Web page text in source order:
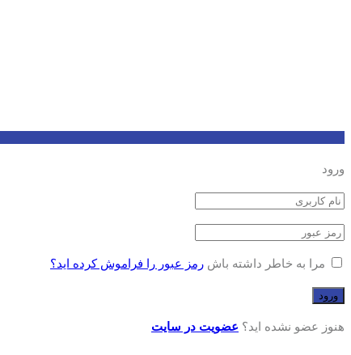
ورود
مرا به خاطر داشته باش رمز عبور را فراموش کرده اید؟
هنوز عضو نشده اید؟ عضویت در سایت